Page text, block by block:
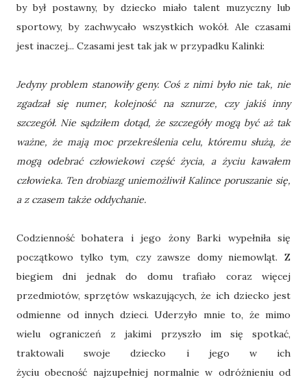
by był postawny, by dziecko miało talent muzyczny lub
sportowy, by zachwycało wszystkich wokół. Ale czasami
jest inaczej... Czasami jest tak jak w przypadku Kalinki:
Jedyny problem stanowiły geny. Coś z nimi było nie tak, nie
zgadzał się numer, kolejność na sznurze, czy jakiś inny
szczegół. Nie sądziłem dotąd, że szczegóły mogą być aż tak
ważne, że mają moc przekreślenia celu, któremu służą, że
mogą odebrać człowiekowi część życia, a życiu kawałem
człowieka. Ten drobiazg uniemożliwił Kalince poruszanie się,
a z czasem także oddychanie.
Codzienność bohatera i jego żony Barki wypełniła się
początkowo tylko tym, czy zawsze domy niemowląt. Z
biegiem dni jednak do domu trafiało coraz więcej
przedmiotów, sprzętów wskazujących, że ich dziecko jest
odmienne od innych dzieci. Uderzyło mnie to, że mimo
wielu ograniczeń z jakimi przyszło im się spotkać,
traktowali swoje dziecko i jego w ich
życiu obecność najzupełniej normalnie w odróżnieniu od